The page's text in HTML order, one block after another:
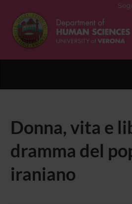
Donna, vita e
dramma del
iraniano